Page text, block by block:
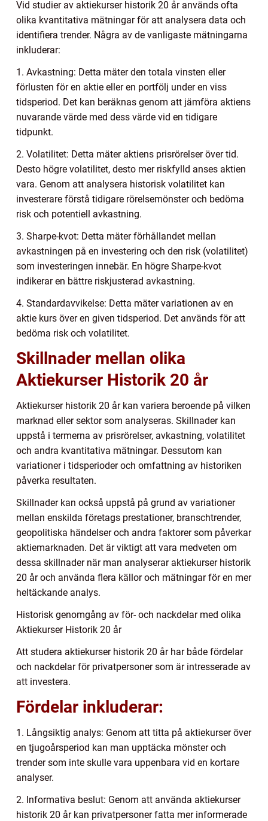
Vid studier av aktiekurser historik 20 år används ofta
olika kvantitativa mätningar för att analysera data och
identifiera trender. Några av de vanligaste mätningarna
inkluderar:
1. Avkastning: Detta mäter den totala vinsten eller
förlusten för en aktie eller en portfölj under en viss
tidsperiod. Det kan beräknas genom att jämföra aktiens
nuvarande värde med dess värde vid en tidigare
tidpunkt.
2. Volatilitet: Detta mäter aktiens prisrörelser över tid.
Desto högre volatilitet, desto mer riskfylld anses aktien
vara. Genom att analysera historisk volatilitet kan
investerare förstå tidigare rörelsemönster och bedöma
risk och potentiell avkastning.
3. Sharpe-kvot: Detta mäter förhållandet mellan
avkastningen på en investering och den risk (volatilitet)
som investeringen innebär. En högre Sharpe-kvot
indikerar en bättre riskjusterad avkastning.
4. Standardavvikelse: Detta mäter variationen av en
aktie kurs över en given tidsperiod. Det används för att
bedöma risk och volatilitet.
Skillnader mellan olika
Aktiekurser Historik 20 år
Aktiekurser historik 20 år kan variera beroende på vilken
marknad eller sektor som analyseras. Skillnader kan
uppstå i termerna av prisrörelser, avkastning, volatilitet
och andra kvantitativa mätningar. Dessutom kan
variationer i tidsperioder och omfattning av historiken
påverka resultaten.
Skillnader kan också uppstå på grund av variationer
mellan enskilda företags prestationer, branschtrender,
geopolitiska händelser och andra faktorer som påverkar
aktiemarknaden. Det är viktigt att vara medveten om
dessa skillnader när man analyserar aktiekurser historik
20 år och använda flera källor och mätningar för en mer
heltäckande analys.
Historisk genomgång av för- och nackdelar med olika
Aktiekurser Historik 20 år
Att studera aktiekurser historik 20 år har både fördelar
och nackdelar för privatpersoner som är intresserade av
att investera.
Fördelar inkluderar:
1. Långsiktig analys: Genom att titta på aktiekurser över
en tjugoårsperiod kan man upptäcka mönster och
trender som inte skulle vara uppenbara vid en kortare
analyser.
2. Informativa beslut: Genom att använda aktiekurser
historik 20 år kan privatpersoner fatta mer informerade